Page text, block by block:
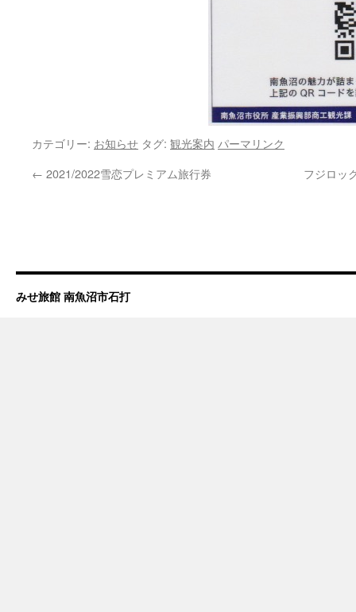
カテゴリー: お知らせ タグ: 観光案内 パーマリンク
← 2021/2022雪恋プレミアム旅行券 フジロッ
みせ旅館 南魚沼市石打